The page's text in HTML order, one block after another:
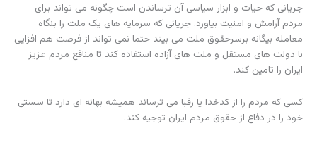
جریانی که حیات و ابزار سیاسی آن ترساندن است چگونه می تواند برای
مردم آرامش و امنیت بیاورد. جریانی که سرمایه های یک ملت را بنگاه
معامله بیگانه برسرحقوق ملت می بیند حتما نمی تواند از فرصت هم افزایی
با دولت های مستقل و ملت های آزاده استفاده کند تا منافع مردم عزیز
ایران را تامین کند.
کسی که مردم را از کدخدا یا رقبا می ترساند همیشه بهانه ای دارد تا سستی
خود را در دفاع از حقوق مردم ایران توجیه کند.